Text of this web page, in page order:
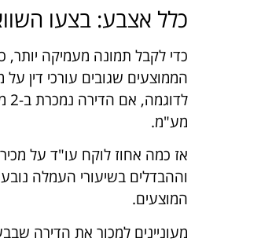
כלל אצבע: בצעו
כדי לקבל תמונה מעמיקה יותר,
מע"מ.
וההבדלים בשיעורי העמלה
המוצעים.
מעוניינים למכור את הדירה